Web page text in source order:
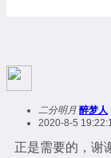
二分明月 醉梦人
2020-8-5
正是需要的，谢